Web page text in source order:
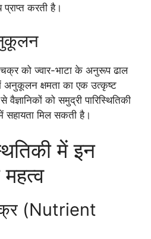
करती है।
को ज्वार-भाटा के अनुरूप ढाल
अनुकूलन क्षमता का एक उत्कृष्ट
को समुद्री पारिस्थितिकी
मिल सकती है।
में इन
महत्व
(Nutrient